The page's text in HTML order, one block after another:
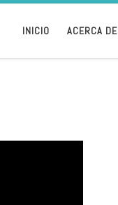
INICIO ACERCA DE